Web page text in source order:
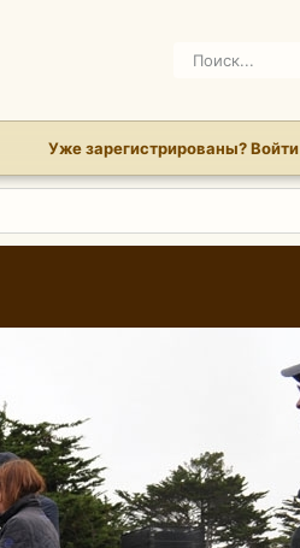
Уже зарегистрированы? Войти